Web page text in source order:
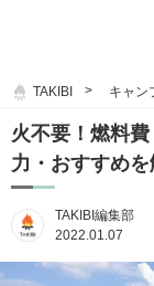
TAKIBI キャン
火不要！燃料
力・おすすめ
TAKIBI編集部
2022.01.07